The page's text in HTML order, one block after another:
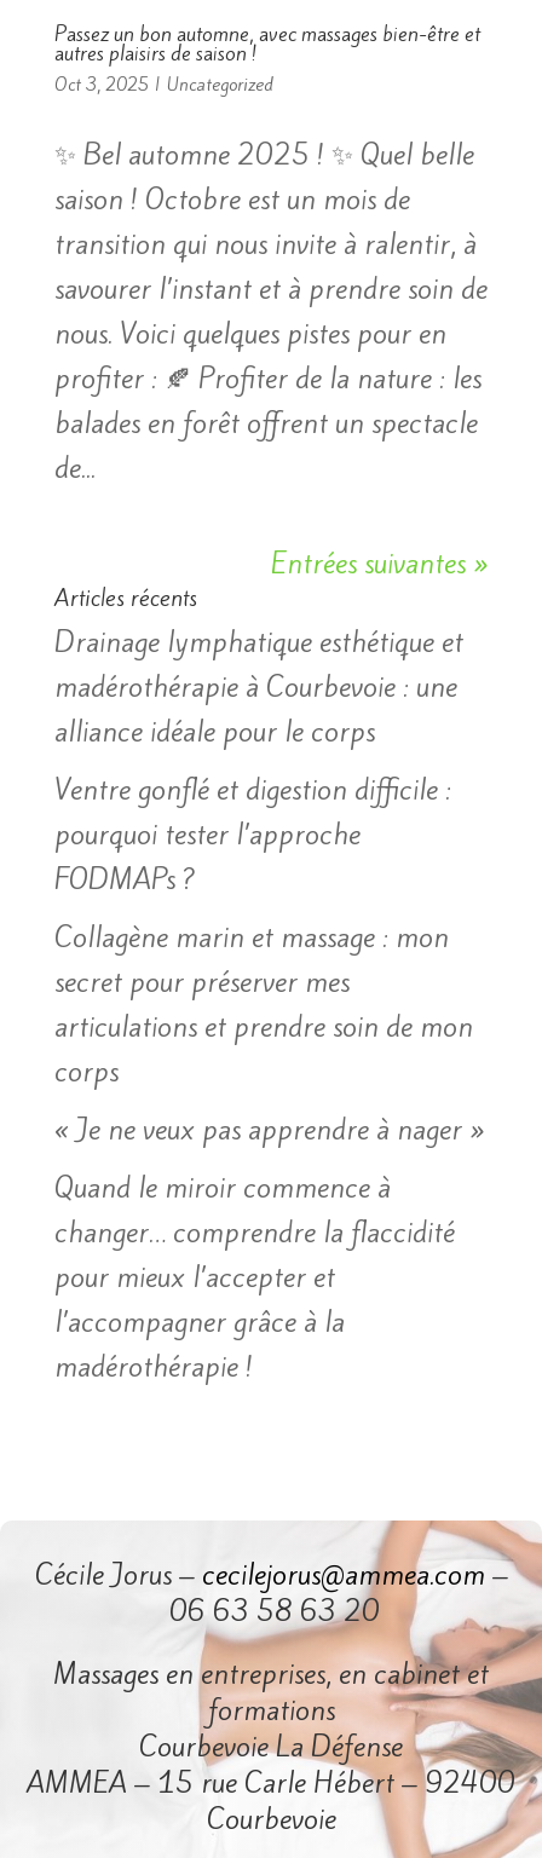
Passez un bon automne, avec massages bien-être et
autres plaisirs de saison !
Oct 3, 2025 | Uncategorized
✨ Bel automne 2025 ! ✨ Quel belle
saison ! Octobre est un mois de
transition qui nous invite à ralentir, à
savourer l’instant et à prendre soin de
nous. Voici quelques pistes pour en
profiter : 🍂 Profiter de la nature : les
balades en forêt offrent un spectacle
de...
Entrées suivantes »
Articles récents
Drainage lymphatique esthétique et
madérothérapie à Courbevoie : une
alliance idéale pour le corps
Ventre gonflé et digestion difficile :
pourquoi tester l’approche
FODMAPs ?
Collagène marin et massage : mon
secret pour préserver mes
articulations et prendre soin de mon
corps
« Je ne veux pas apprendre à nager »
Quand le miroir commence à
changer… comprendre la flaccidité
pour mieux l’accepter et
l’accompagner grâce à la
madérothérapie !
Cécile Jorus – cecilejorus@ammea.com –
06 63 58 63 20
Massages en entreprises, en cabinet et
formations
Courbevoie La Défense
AMMEA – 15 rue Carle Hébert – 92400
Courbevoie